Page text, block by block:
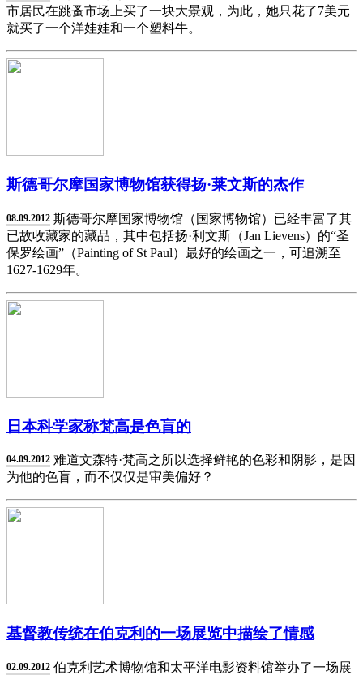
市居民在跳蚤市场上买了一块大景观，为此，她只花了7美元
就买了一个洋娃娃和一个塑料牛。
斯德哥尔摩国家博物馆获得扬·莱文斯的杰作
08.09.2012 斯德哥尔摩国家博物馆（国家博物馆）已经丰富了其
已故收藏家的藏品，其中包括扬·利文斯（Jan Lievens）的“圣
保罗绘画”（Painting of St Paul）最好的绘画之一，可追溯至
1627-1629年。
日本科学家称梵高是色盲的
04.09.2012 难道文森特·梵高之所以选择鲜艳的色彩和阴影，是因
为他的色盲，而不仅仅是审美偏好？
基督教传统在伯克利的一场展览中描绘了情感
02.09.2012 伯克利艺术博物馆和太平洋电影资料馆举办了一场展